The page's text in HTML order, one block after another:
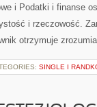
i Podatki i finanse
i rzeczowość.
otrzymuje
SINGLE I